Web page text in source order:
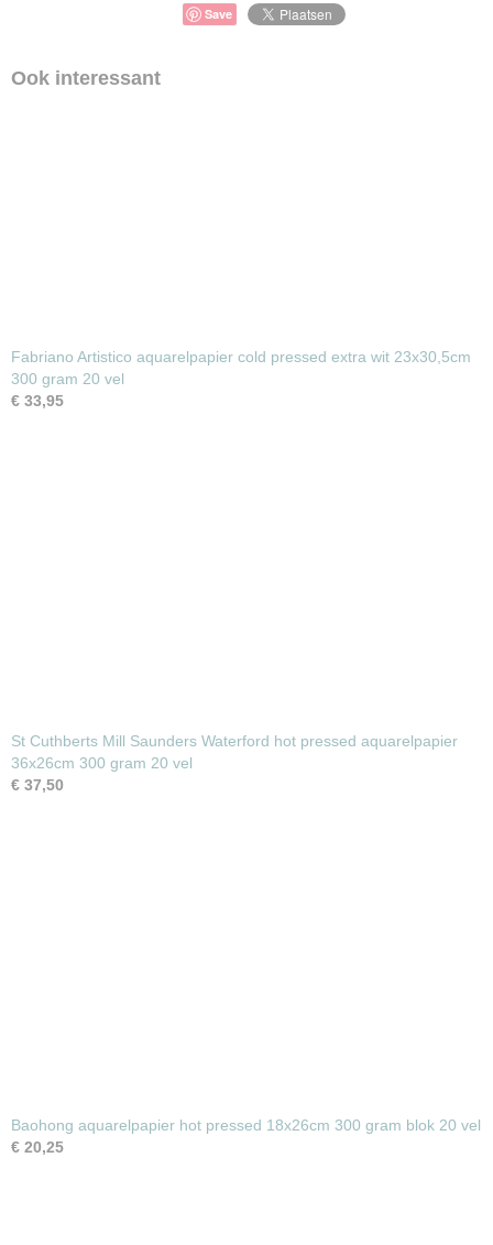
Save
Ook interessant
Fabriano Artistico aquarelpapier cold pressed extra wit 23x30,5cm
300 gram 20 vel
€ 33,95
St Cuthberts Mill Saunders Waterford hot pressed aquarelpapier
36x26cm 300 gram 20 vel
€ 37,50
Baohong aquarelpapier hot pressed 18x26cm 300 gram blok 20 vel
€ 20,25